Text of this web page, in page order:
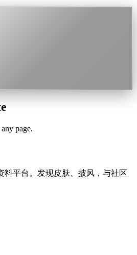
page.
料平台。发现皮肤、披风，与社区